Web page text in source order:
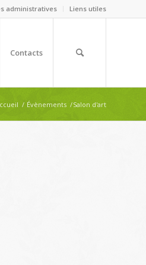
administratives Liens utiles
Contacts
/ Évènements /Salon d'art